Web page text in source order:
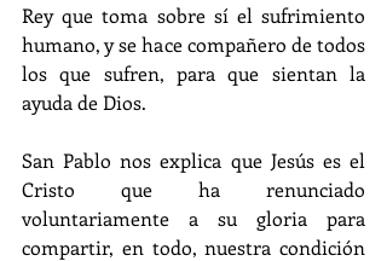
Rey que toma sobre sí el sufrimiento
humano, y se hace compañero de todos
los que sufren, para que sientan la
ayuda de Dios.
San Pablo nos explica que Jesús es el
Cristo que ha renunciado
voluntariamente a su gloria para
compartir, en todo, nuestra condición